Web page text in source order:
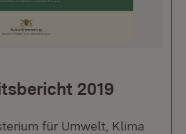
2019
für Umwelt, Klima